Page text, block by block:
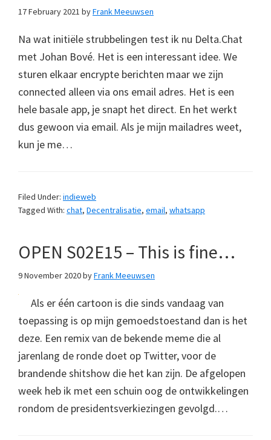
17 February 2021 byFrank Meeuwsen
Na wat initiële strubbelingen test ik nu Delta.Chat
met Johan Bové. Het is een interessant idee. We
sturen elkaar encrypte berichten maar we zijn
connected alleen via ons email adres. Het is een
hele basale app, je snapt het direct. En het werkt
dus gewoon via email. Als je mijn mailadres weet,
kun je me…
Filed Under: indieweb
Tagged With: chat, Decentralisatie, email, whatsapp
OPEN S02E15 – This is fine…
9 November 2020byFrank Meeuwsen
Als er één cartoon is die sinds vandaag van
toepassing is op mijn gemoedstoestand dan is het
deze. Een remix van de bekende meme die al
jarenlang de ronde doet op Twitter, voor de
brandende shitshow die het kan zijn. De afgelopen
week heb ik met een schuin oog de ontwikkelingen
rondom de presidentsverkiezingen gevolgd.…